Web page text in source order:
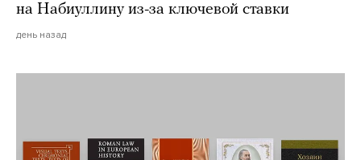
на Набиуллину из-за ключевой ставки
день назад